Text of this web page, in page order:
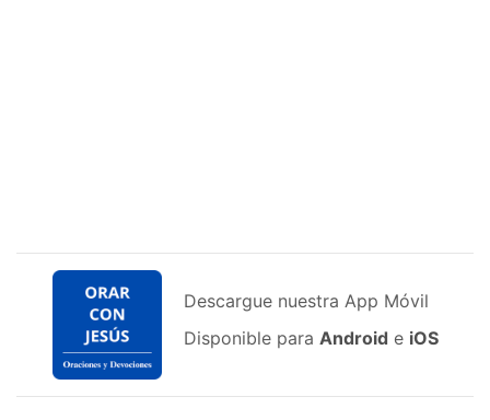
Descargue nuestra App Móvil
Disponible para Android e iOS